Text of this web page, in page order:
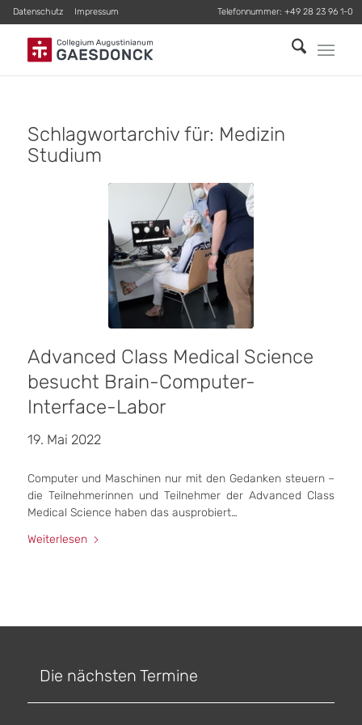
Datenschutz Impressum Telefonnummer: +49 28 23 96 1-0
Schlagwortarchiv für: Medizin
Studium
Advanced Class Medical Science
besucht Brain-Computer-
Interface-Labor
19. Mai 2022
Computer und Maschinen nur mit den Gedanken steuern –
die Teilnehmerinnen und Teilnehmer der Advanced Class
Medical Science haben das ausprobiert…
Weiterlesen
Die nächsten Termine